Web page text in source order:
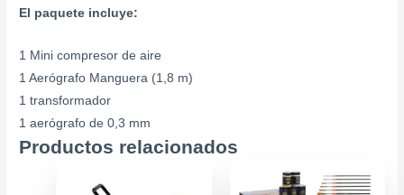
El paquete incluye:
1 Mini compresor de aire
1 Aerógrafo Manguera (1,8 m)
1 transformador
1 aerógrafo de 0,3 mm
Productos relacionados